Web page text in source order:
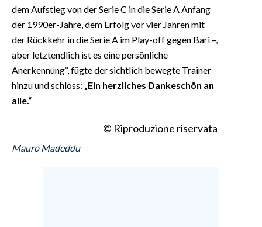
NECROLOGI
PUBBLICITÀ
SPIAGGE
STORE
dem Aufstieg von der Serie C in die Serie A Anfang
der 1990er-Jahre, dem Erfolg vor vier Jahren mit
der Rückkehr in die Serie A im Play-off gegen Bari –,
aber letztendlich ist es eine persönliche
Anerkennung“, fügte der sichtlich bewegte Trainer
hinzu und schloss: „Ein herzliches Dankeschön an
alle.“
© Riproduzione riservata
Mauro Madeddu